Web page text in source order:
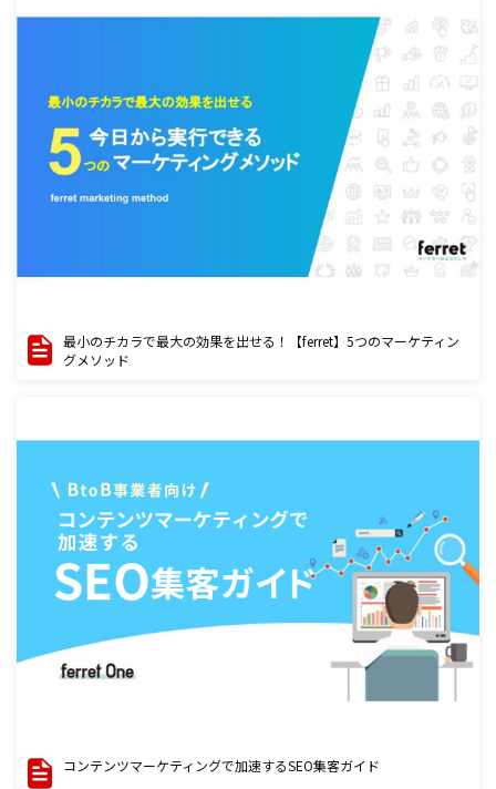
最小のチカラで最大の効果を出せる！【ferret】5つのマーケティン
グメソッド
コンテンツマーケティングで加速するSEO集客ガイド